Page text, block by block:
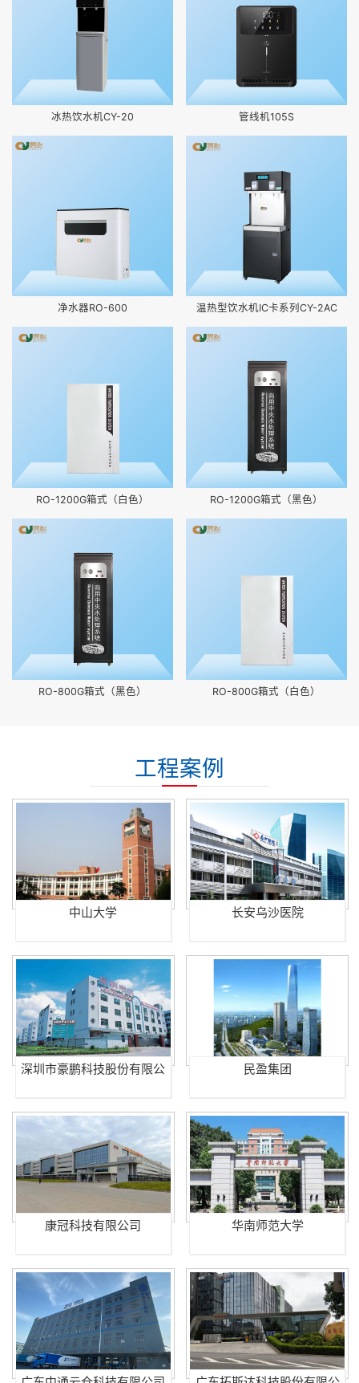
冰热饮水机CY-20 管线机105S
净水器RO-600 温热型饮水机IC卡系列CY-2AC
RO-1200G箱式（白色） RO-1200G箱式（黑色）
RO-800G箱式（黑色） RO-800G箱式（白色）
工程案例
中山大学 长安乌沙医院
深圳市豪鹏科技股份有限公
民盈集团
康冠科技有限公司 华南师范大学